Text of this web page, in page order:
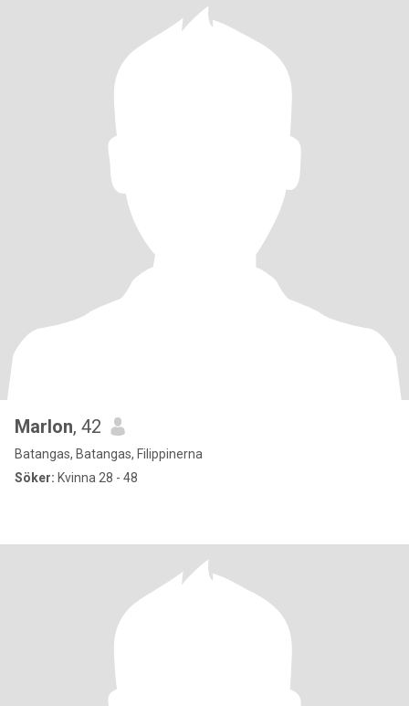
Marlon, 42
Batangas, Batangas, Filippinerna
Söker: Kvinna 28 - 48